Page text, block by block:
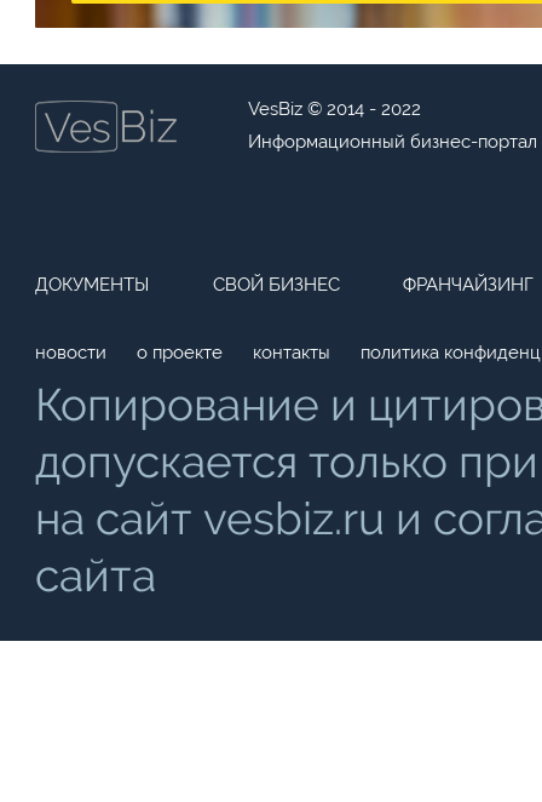
VesBiz © 2014 - 2022
Информационный бизнес-портал
ДОКУМЕНТЫ СВОЙ БИЗНЕС ФРАНЧАЙЗИНГ
новости о проекте контакты политика
Копирование и
допускается только
на сайт vesbiz.ru и
сайта